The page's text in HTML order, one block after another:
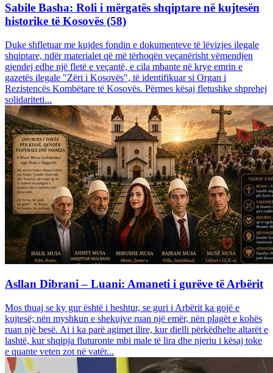
Sabile Basha: Roli i mërgatës shqiptare në kujtesën
historike të Kosovës (58)
Duke shfletuar me kujdes fondin e dokumenteve të lëvizjes ilegale
shqiptare, ndër materialet që më tërhoqën veçanërisht vëmendjen
gjendej edhe një fletë e veçantë, e cila mbante në krye emrin e
gazetës ilegale "Zëri i Kosovës", të identifikuar si Organ i
Rezistencës Kombëtare të Kosovës. Përmes kësaj fletushke shprehej
solidariteti...
Asllan Dibrani – Luani: Amaneti i gurëve të Arbërit
Mos thuaj se ky gur është i heshtur, se guri i Arbërit ka gojë e
kujtesë; nën myshkun e shekujve ruan një emër, nën plagët e kohës
ruan një besë. Ai i ka parë agimet ilire, kur dielli përkëdhelte altarët e
lashtë, kur shqipja fluturonte mbi male të lira dhe njeriu i kësaj toke
e quante veten zot në vatër...